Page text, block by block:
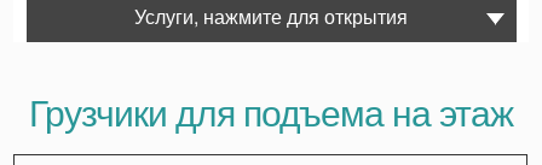
Услуги, нажмите для открытия
Грузчики для подъема на этаж